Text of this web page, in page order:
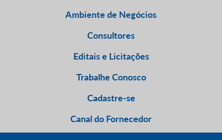
Ambiente de Negócios
Consultores
Editais e Licitações
Trabalhe Conosco
Cadastre-se
Canal do Fornecedor